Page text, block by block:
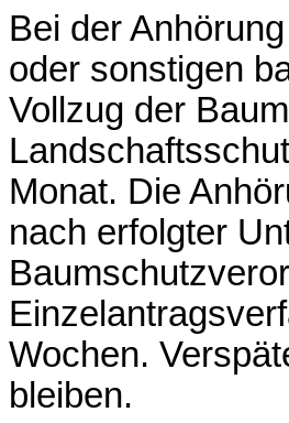
Bei der
oder sonstigen
Vollzug der
Monat. Die
nach erfolgter
Wochen.
bleiben.